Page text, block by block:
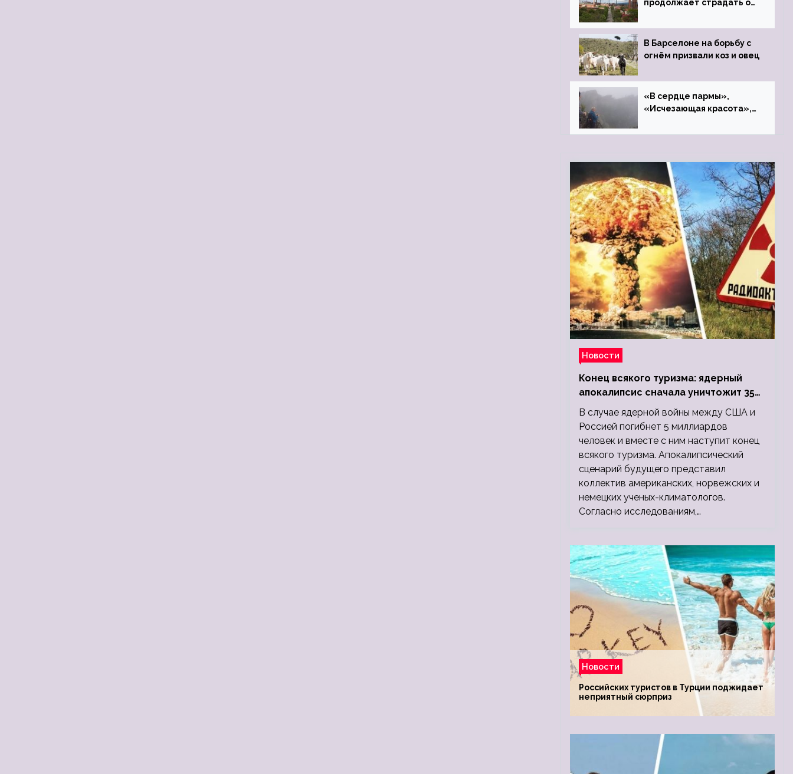
продолжает страдать от
завода
В Барселоне на борьбу с
огнём призвали коз и овец
«В сердце пармы»,
«Исчезающая красота»,
Новости
Конец всякого туризма: ядерный
апокалипсис сначала уничтожит 350
миллионов, а потом 5 миллиардов
людей
В случае ядерной войны между США и
Россией погибнет 5 миллиардов
человек и вместе с ним наступит конец
всякого туризма. Апокалипсический
сценарий будущего представил
коллектив американских, норвежских и
немецких ученых-климатологов.
Согласно исследованиям,…
Новости
Российских туристов в Турции поджидает
неприятный сюрприз